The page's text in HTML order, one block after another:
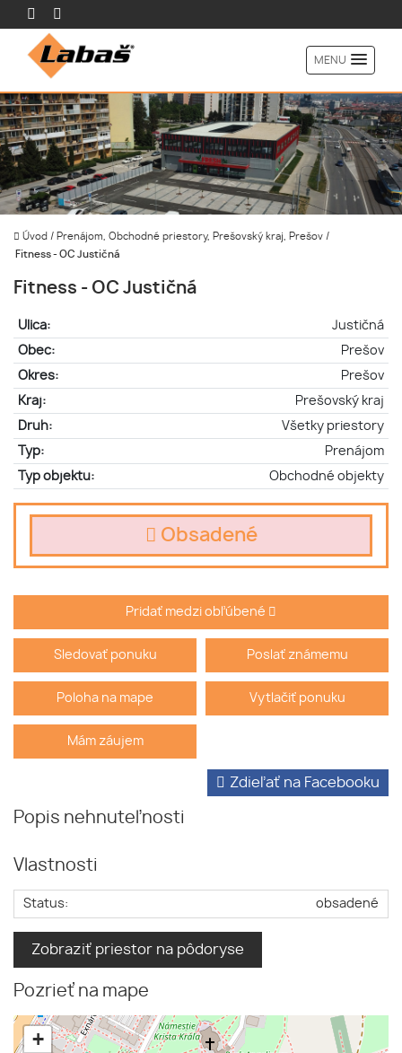
MENU
Úvod / Prenájom, Obchodné priestory, Prešovský kraj, Prešov /
Fitness - OC Justičná
Fitness - OC Justičná
Ulica:
Justičná
Obec:
Prešov
Okres:
Prešov
Kraj:
Prešovský kraj
Druh:
Všetky priestory
Typ:
Prenájom
Typ objektu:
Obchodné objekty
Obsadené
Pridať medzi obľúbené
Sledovať ponuku Poslať známemu
Poloha na mape Vytlačiť ponuku
Mám záujem
Popis nehnuteľnosti
Zdieľať na Facebooku
Vlastnosti
Status: obsadené
Zobraziť priestor na pôdoryse
Pozrieť na mape
+